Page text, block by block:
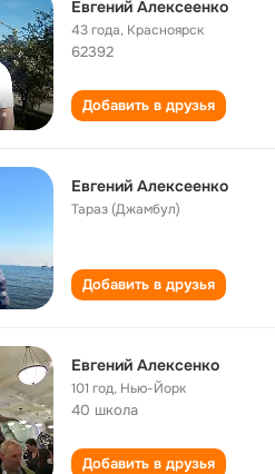
Евгений Алексеенко
43 года, Красноярск
62392
Добавить в друзья
Евгений Алексеенко
Тараз (Джамбул)
Добавить в друзья
Евгений Алексенко
101 год, Нью-Йорк
40 школа
Добавить в друзья